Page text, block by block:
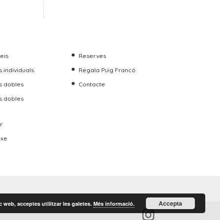
individuals
dobles
dobles
Reserves
Regala Puig Francó
Contacte
acceptes utilitzar les galetes. Més informació. Accepta